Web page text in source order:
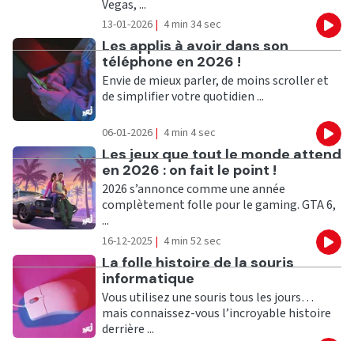
Vegas, ...
13-01-2026 | 4 min 34 sec
Ecouter
Les applis à avoir dans son
téléphone en 2026 !
Envie de mieux parler, de moins scroller et
de simplifier votre quotidien ...
06-01-2026 | 4 min 4 sec
Ecouter
Les jeux que tout le monde attend
en 2026 : on fait le point !
2026 s’annonce comme une année
complètement folle pour le gaming. GTA 6,
...
16-12-2025 | 4 min 52 sec
Ecouter
La folle histoire de la souris
informatique
Vous utilisez une souris tous les jours…
mais connaissez-vous l’incroyable histoire
derrière ...